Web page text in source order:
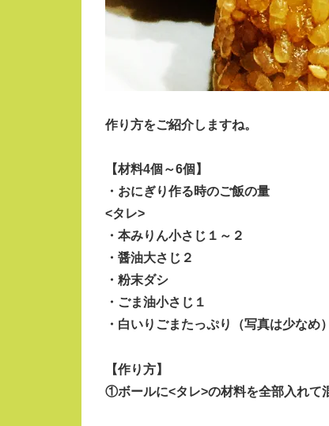
作り方をご紹介しますね。
【材料4個～6個】
・おにぎり作る時のご飯の量
<タレ>
・本みりん小さじ１～２
・醤油大さじ２
・粉末ダシ
・ごま油小さじ１
・白いりごまたっぷり（写真は少なめ）
【作り方】
①ボールに<タレ>の材料を全部入れて